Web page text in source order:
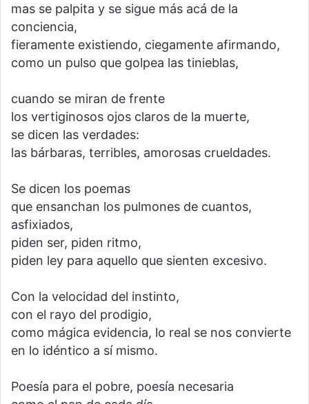
mas se palpita y se sigue más acá de la
conciencia,
fieramente existiendo, ciegamente afirmando,
como un pulso que golpea las tinieblas,
cuando se miran de frente
los vertiginosos ojos claros de la muerte,
se dicen las verdades:
las bárbaras, terribles, amorosas crueldades.
Se dicen los poemas
que ensanchan los pulmones de cuantos,
asfixiados,
piden ser, piden ritmo,
piden ley para aquello que sienten excesivo.
Con la velocidad del instinto,
con el rayo del prodigio,
como mágica evidencia, lo real se nos convierte
en lo idéntico a sí mismo.
Poesía para el pobre, poesía necesaria